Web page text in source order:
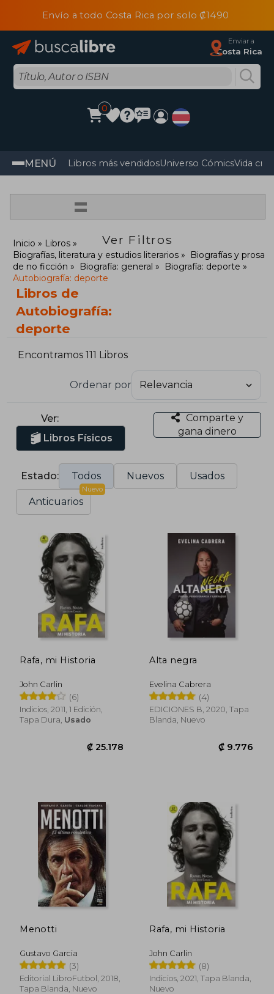
Envío a todo Costa Rica por solo ₡1490
Enviar a
Costa Rica
0
MENÚ Libros más vendidosUniverso CómicsVida
=
Ver Filtros
Inicio
Libros
Biografías, literatura y estudios literarios
Biografías y prosa
de no ficción
Biografía: general
Biografía: deporte
Autobiografía: deporte
Libros de
Autobiografía:
deporte
Encontramos 111 Libros
Ordenar por
Ver:
Libros Físicos
Comparte y
gana dinero
Estado: Todos Nuevos Usados
Anticuarios
Nuevo
Rafa, mi Historia
John Carlin
(6)
Indicios, 2011, 1 Edición,
Tapa Dura, Usado
₡ 25.178
Alta negra
Evelina Cabrera
(4)
EDICIONES B, 2020, Tapa
Blanda, Nuevo
Menotti
Gustavo Garcia
(3)
Editorial LibroFutbol, 2018,
Tapa Blanda, Nuevo
Rafa, mi Historia
John Carlin
(8)
Indicios, 2021, Tapa Blanda,
Nuevo